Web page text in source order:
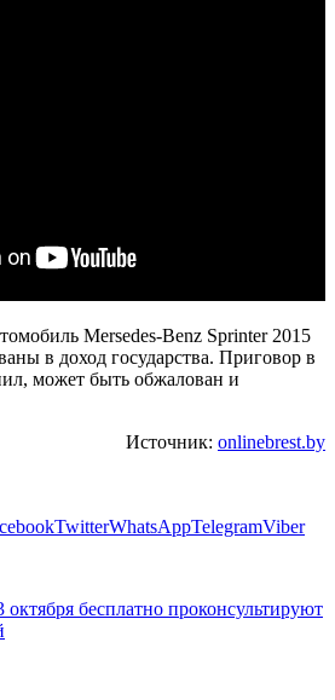
Mersedes-Benz Sprinter 2015
в доход государства. Приговор в
может быть обжалован и
Источник: onlinebrest.by
TwitterWhatsAppTelegramViber
бесплатно проконсультируют